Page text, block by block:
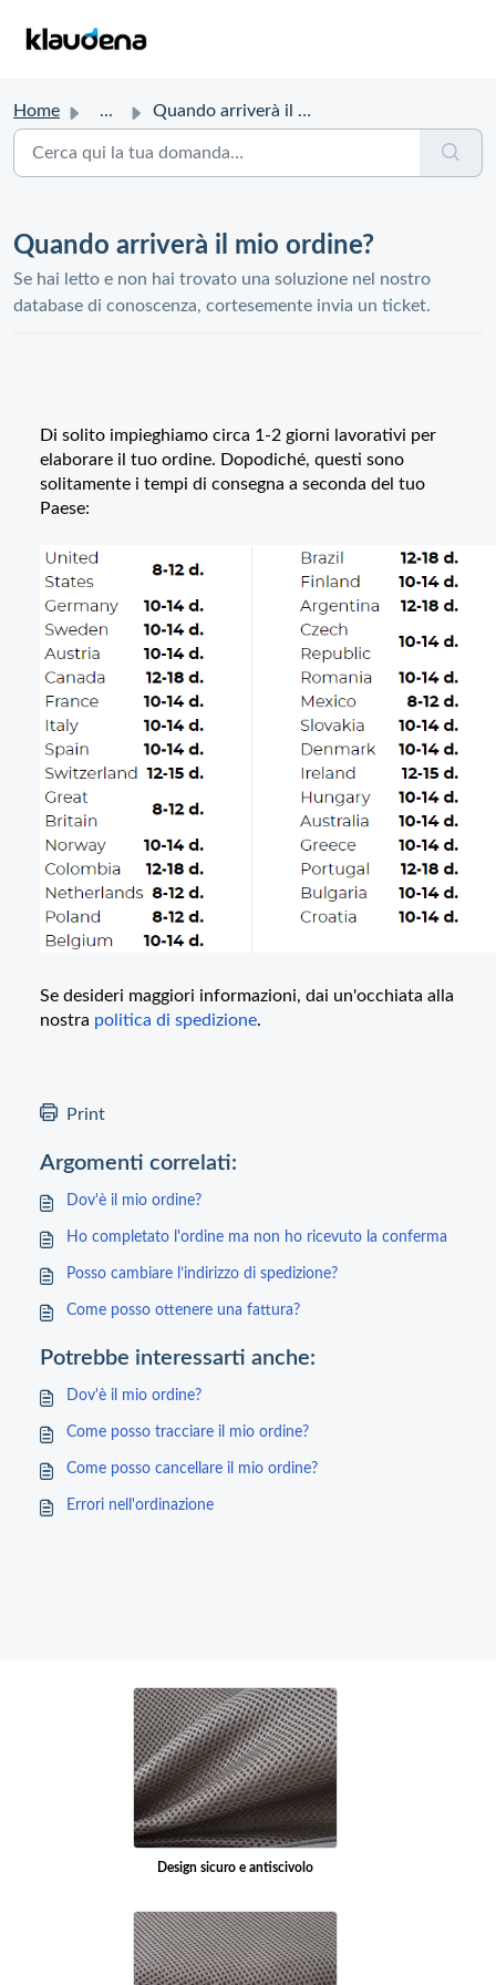
Home ... Quando arriverà il mio ordine?
Quando arriverà il mio ordine?
Se hai letto e non hai trovato una soluzione nel nostro
database di conoscenza, cortesemente invia un ticket.
Di solito impieghiamo circa 1-2 giorni lavorativi per
elaborare il tuo ordine. Dopodiché, questi sono
solitamente i tempi di consegna a seconda del tuo
Paese:
Se desideri maggiori informazioni, dai un'occhiata alla
nostra politica di spedizione.
Print
Argomenti correlati:
Dov'è il mio ordine?
Ho completato l'ordine ma non ho ricevuto la conferma
Posso cambiare l’indirizzo di spedizione?
Come posso ottenere una fattura?
Potrebbe interessarti anche:
Dov'è il mio ordine?
Come posso tracciare il mio ordine?
Come posso cancellare il mio ordine?
Errori nell'ordinazione
Design sicuro e antiscivolo